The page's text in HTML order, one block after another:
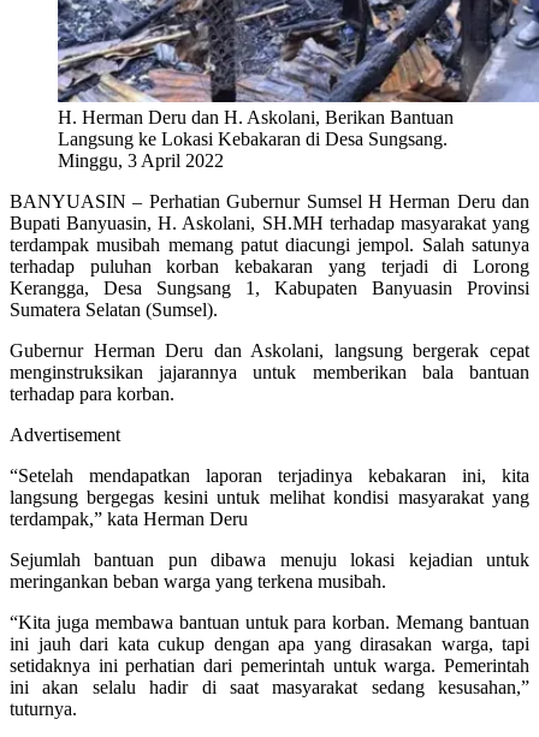
H. Herman Deru dan H. Askolani, Berikan Bantuan
Langsung ke Lokasi Kebakaran di Desa Sungsang.
Minggu, 3 April 2022
BANYUASIN – Perhatian Gubernur Sumsel H Herman Deru dan
Bupati Banyuasin, H. Askolani, SH.MH terhadap masyarakat yang
terdampak musibah memang patut diacungi jempol. Salah satunya
terhadap puluhan korban kebakaran yang terjadi di Lorong
Kerangga, Desa Sungsang 1, Kabupaten Banyuasin Provinsi
Sumatera Selatan (Sumsel).
Gubernur Herman Deru dan Askolani, langsung bergerak cepat
menginstruksikan jajarannya untuk memberikan bala bantuan
terhadap para korban.
Advertisement
“Setelah mendapatkan laporan terjadinya kebakaran ini, kita
langsung bergegas kesini untuk melihat kondisi masyarakat yang
terdampak,” kata Herman Deru
Sejumlah bantuan pun dibawa menuju lokasi kejadian untuk
meringankan beban warga yang terkena musibah.
“Kita juga membawa bantuan untuk para korban. Memang bantuan
ini jauh dari kata cukup dengan apa yang dirasakan warga, tapi
setidaknya ini perhatian dari pemerintah untuk warga. Pemerintah
ini akan selalu hadir di saat masyarakat sedang kesusahan,”
tuturnya.